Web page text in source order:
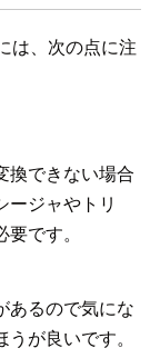
は、次の点に注
換できない場合
ージャやトリ
です。
あるので気にな
が良いです。